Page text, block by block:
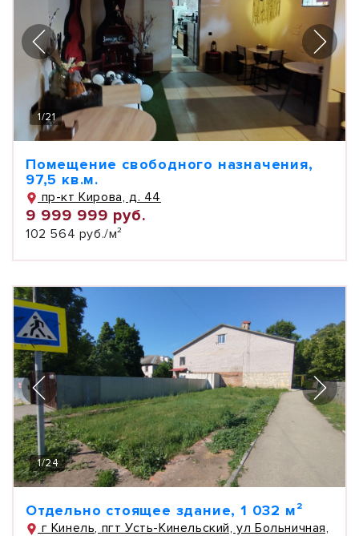
1/21
Помещение свободного назначения,
97,5 кв.м.
пр-кт Кирова, д. 44
9 999 999 руб.
102 564 руб./м²
1/24
Отдельно стоящее здание, 1 032 м²
г Кинель, пгт Усть-Кинельский, ул Больничная,